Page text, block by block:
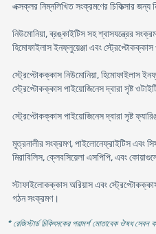
এক্সক্লর নিম্নলিখিত সংক্রমণের চিকিত্সার জন্য
নিউমোনিয়া, ব্রঙ্কাইটিস সহ শ্বাসযন্ত্রের
হিমোফাইলাস ইনফ্লুয়েঞ্জা এবং স্ট্রেপ্টোকক্কাস
স্ট্রেপ্টোকক্কাস নিউমোনিয়া, হিমোফাইলাস
স্ট্রেপ্টোকক্কাস পাইয়োজিনেস দ্বারা সৃষ্ট
স্ট্রেপ্টোকক্কাস পাইয়োজিনেস দ্বারা সৃষ্ট
মূত্রনালীর সংক্রমণ, পাইলোনেফ্রাইটিস এবং
মিরাবিলিস, ক্লেবসিয়েলা এসপিপি, এবং
স্টাফাইলোকক্কাস অরিয়াস এবং
গঠন সংক্রমণ।
* রেজিস্টার্ড চিকিৎসকের পরামর্শ মোতাবেক ঔষধ সেবন